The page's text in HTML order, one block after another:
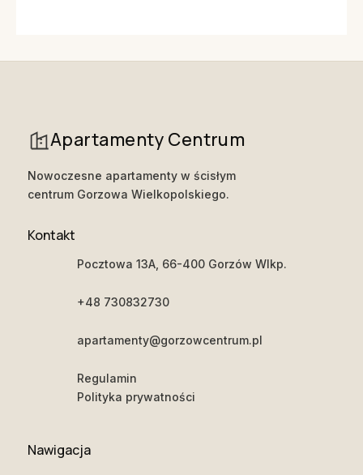
Apartamenty Centrum
Nowoczesne apartamenty w ścisłym
centrum Gorzowa Wielkopolskiego.
Kontakt
Pocztowa 13A, 66-400 Gorzów Wlkp.
+48 730832730
apartamenty@gorzowcentrum.pl
Regulamin
Polityka prywatności
Nawigacja